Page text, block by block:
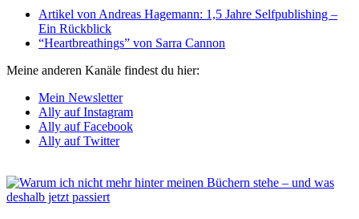
Artikel von Andreas Hagemann: 1,5 Jahre Selfpublishing –
Ein Rückblick
“Heartbreathings” von Sarra Cannon
Meine anderen Kanäle findest du hier:
Mein Newsletter
Ally auf Instagram
Ally auf Facebook
Ally auf Twitter